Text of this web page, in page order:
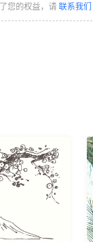
您的权益，请 联系我们